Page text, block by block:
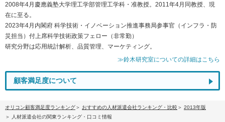
2008年4月慶應義塾大学理工学部管理工学科・准教授。2011年4月同教授、現
在に至る。
2023年4月内閣府 科学技術・イノベーション推進事務局参事官（インフラ・防
災担当）付上席科学技術政策フェロー（非常勤）
研究分野は応用統計解析、品質管理、マーケティング。
≫鈴木研究室についての詳細はこちら
顧客満足度について
オリコン顧客満足度ランキング おすすめの人材派遣会社ランキング・比較
2013年版
人材派遣会社の関東ランキング・口コミ情報